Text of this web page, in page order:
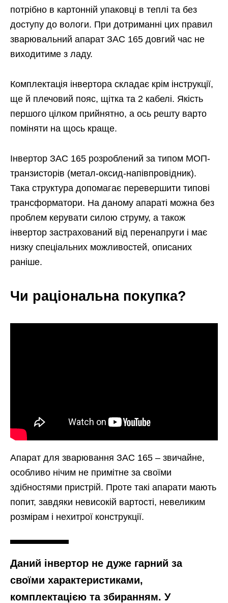
потрібно в картонній упаковці в теплі та без
доступу до вологи. При дотриманні цих правил
зварювальний апарат ЗАС 165 довгий час не
виходитиме з ладу.
Комплектація інвертора складає крім інструкції,
ще й плечовий пояс, щітка та 2 кабелі. Якість
першого цілком прийнятно, а ось решту варто
поміняти на щось краще.
Інвертор ЗАС 165 розроблений за типом МОП-
транзисторів (метал-оксид-напівпровідник).
Така структура допомагає перевершити типові
трансформатори. На даному апараті можна без
проблем керувати силою струму, а також
інвертор застрахований від перенапруги і має
низку спеціальних можливостей, описаних
раніше.
Чи раціональна покупка?
Апарат для зварювання ЗАС 165 – звичайне,
особливо нічим не примітне за своїми
здібностями пристрій. Проте такі апарати мають
попит, завдяки невисокій вартості, невеликим
розмірам і нехитрої конструкції.
Даний інвертор не дуже гарний за
своїми характеристиками,
комплектацією та збиранням. У